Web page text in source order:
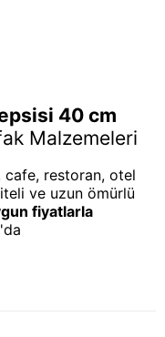
40 cm
Malzemeleri
cafe, restoran, otel
ve uzun ömürlü
fiyatlarla
'da